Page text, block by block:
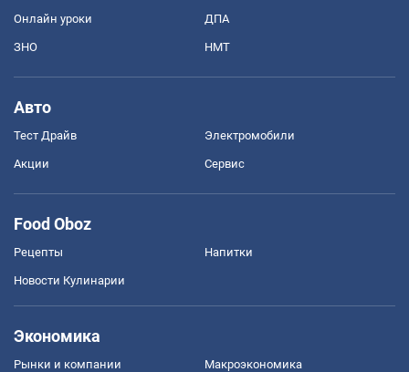
Онлайн уроки ДПА
ЗНО НМТ
Авто
Тест Драйв Электромобили
Акции Сервис
Food Oboz
Рецепты Напитки
Новости Кулинарии
Экономика
Рынки и компании Mакроэкономика